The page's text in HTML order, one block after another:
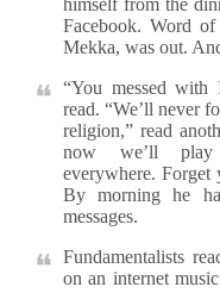
himself from the
Facebook. Word
Mekka, was out.
“You messed with
read. “We’ll never
religion,” read
now we’ll
everywhere. Forget
By morning he
messages.
Fundamentalists
on an internet